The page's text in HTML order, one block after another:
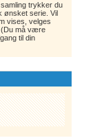
trykker du
ønsket serie. Vil
vises, velges
(Du må være
til din